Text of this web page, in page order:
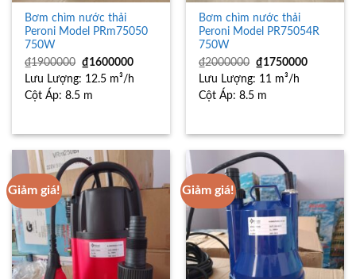
Bơm chìm nước thải
Peroni Model PRm75050
750W
₫1900000 Giá
gốc
là:
₫1600000Giá
tại
Lưu Lượng: 12.5 m³/h
Cột Áp:8.5 m
Bơm chìm nước thải
Peroni Model PR75054R
750W
₫2000000 Giá
gốc
là:
₫1750000Giá
Lưu Lượng: 11 m³/h
Cột Áp:8.5 m
Giảm giá! Giảm giá!